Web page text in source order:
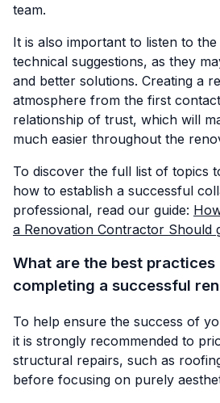
team.
It is also important to listen to the
technical suggestions, as they
and better solutions. Creating a
atmosphere from the first
relationship of trust, which will
much easier throughout the
To discover the full list of topics
how to establish a successful
professional, read our guide:
a Renovation Contractor Should
What are the best
completing a successful
To help ensure the success of
it is strongly recommended to
structural repairs, such as
before focusing on purely